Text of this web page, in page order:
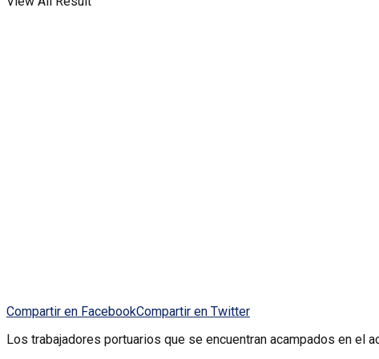
Compartir en FacebookCompartir en Twitter
Los trabajadores portuarios que se encuentran acampados en el